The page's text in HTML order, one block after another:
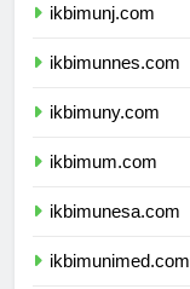
ikbimunj.com
ikbimunnes.com
ikbimuny.com
ikbimum.com
ikbimunesa.com
ikbimunimed.com